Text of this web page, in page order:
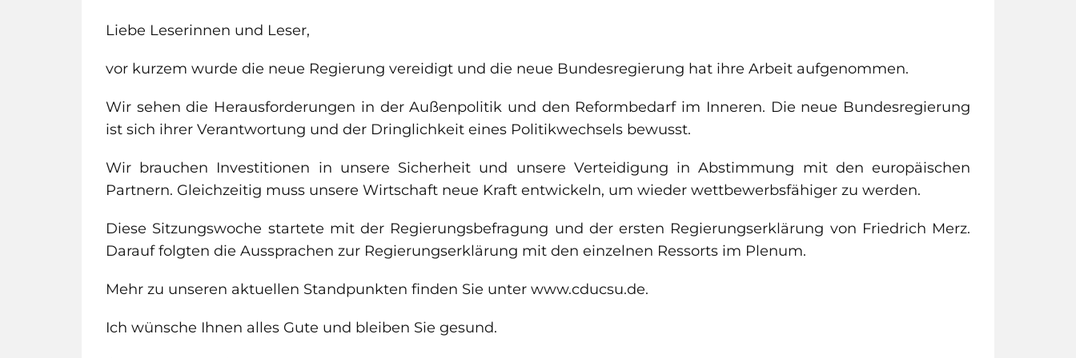
Liebe Leserinnen und Leser,
vor kurzem wurde die neue Regierung vereidigt und die neue Bundesregierung hat ihre Arbeit aufgenommen.
Wir sehen die Herausforderungen in der Außenpolitik und den Reformbedarf im Inneren. Die neue Bundesregierung
ist sich ihrer Verantwortung und der Dringlichkeit eines Politikwechsels bewusst.
Wir brauchen Investitionen in unsere Sicherheit und unsere Verteidigung in Abstimmung mit den europäischen
Partnern. Gleichzeitig muss unsere Wirtschaft neue Kraft entwickeln, um wieder wettbewerbsfähiger zu werden.
Diese Sitzungswoche startete mit der Regierungsbefragung und der ersten Regierungserklärung von Friedrich Merz.
Darauf folgten die Aussprachen zur Regierungserklärung mit den einzelnen Ressorts im Plenum.
Mehr zu unseren aktuellen Standpunkten finden Sie unter www.cducsu.de.
Ich wünsche Ihnen alles Gute und bleiben Sie gesund.